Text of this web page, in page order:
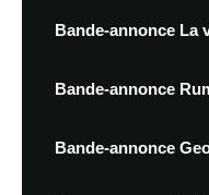
Bande-annonce La
Bande-annonce
Bande-annonce